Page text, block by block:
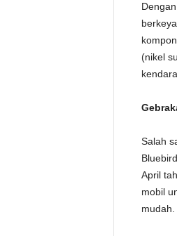
(nikel
Salah
April
mobil
mudah.